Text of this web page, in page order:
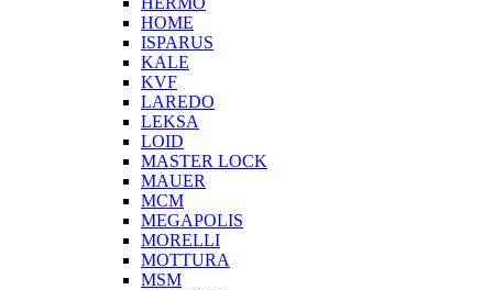
HOMЕ
ISPARUS
KALE
KVF
LAREDO
LEKSA
LOID
MASTER LOCK
MAUER
MCM
MEGAPOLIS
MORELLI
MOTTURA
MSM